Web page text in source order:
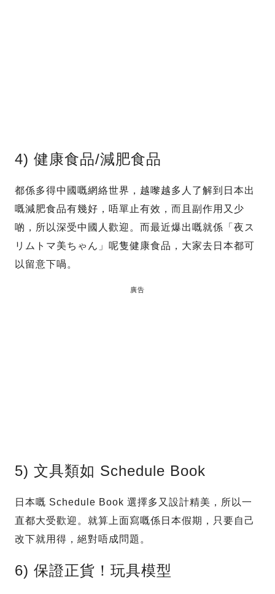
4) 健康食品/減肥食品
都係多得中國嘅網絡世界，越嚟越多人了解到日本出
嘅減肥食品有幾好，唔單止有效，而且副作用又少
啲，所以深受中國人歡迎。而最近爆出嘅就係「夜ス
リムトマ美ちゃん」呢隻健康食品，大家去日本都可
以留意下喎。
廣告
5) 文具類如 Schedule Book
日本嘅 Schedule Book 選擇多又設計精美，所以一
直都大受歡迎。就算上面寫嘅係日本假期，只要自己
改下就用得，絕對唔成問題。
6) 保證正貨！玩具模型